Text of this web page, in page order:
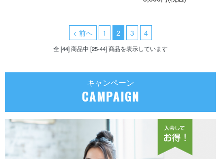
< 前へ 1 2 3 4
全 [44] 商品中 [25-44] 商品を表示しています
キャンペーン
CAMPAIGN